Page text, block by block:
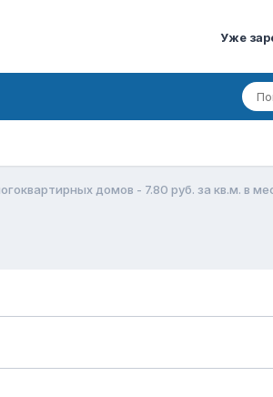
Уже
домов - 7.80 руб. за кв.м. в